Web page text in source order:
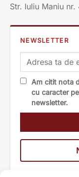
Str. Iuliu Maniu
NEWSLETTER
Am citit nota
cu caracter
newsletter.